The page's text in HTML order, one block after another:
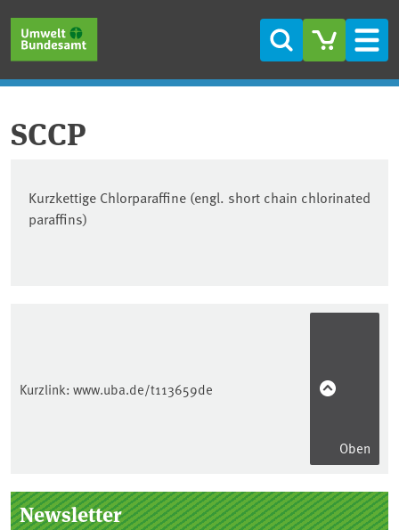
Suche
SCCP
Kurzkettige Chlorparaffine (engl. short chain chlorinated
paraffins)
Kurzlink: www.uba.de/t113659de
Oben
Seitenleiste
Newsletter